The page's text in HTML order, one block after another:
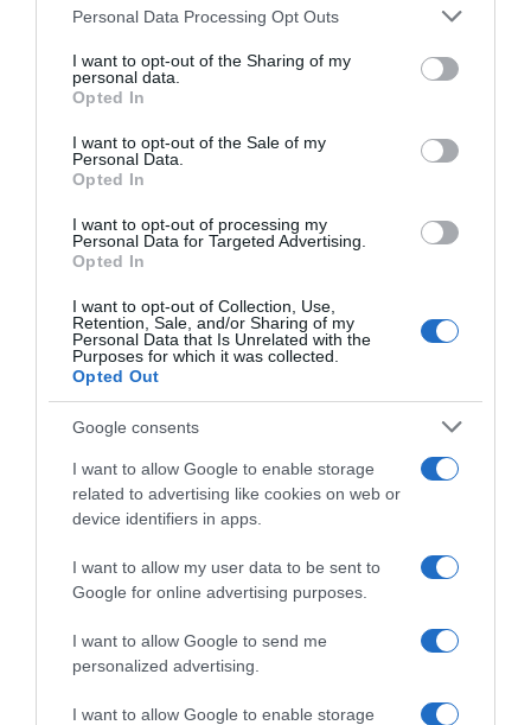
Please note that this website/app uses one or more Google
not limited to your visit or usage behaviour. You may click to
grant or deny consent to Google and its third-party tags to
use your data for below specified purposes in below Google
consent section.
Personal Data Processing Opt Outs
I want to opt-out of the Sharing of my
personal data.
Opted In
I want to opt-out of the Sale of my
Personal Data.
Opted In
I want to opt-out of processing my
Personal Data for Targeted Advertising.
Opted In
I want to opt-out of Collection, Use,
Retention, Sale, and/or Sharing of my
Personal Data that Is Unrelated with the
Purposes for which it was collected.
Opted Out
Google consents
I want to allow Google to enable storage
related to advertising like cookies on web or
device identifiers in apps.
I want to allow my user data to be sent to
Google for online advertising purposes.
I want to allow Google to send me
personalized advertising.
I want to allow Google to enable storage
ΟΙΚΟΝΟΜΙΑ
Ψηφίστηκε η τροπολογία για την επαρκή
σήμανση των προϊόντων στο “Καλάθι του
νοικοκυριού”
Ποιοι ήταν υπέρ και ποιοι κατά